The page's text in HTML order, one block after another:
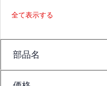
全て表示する
部品名